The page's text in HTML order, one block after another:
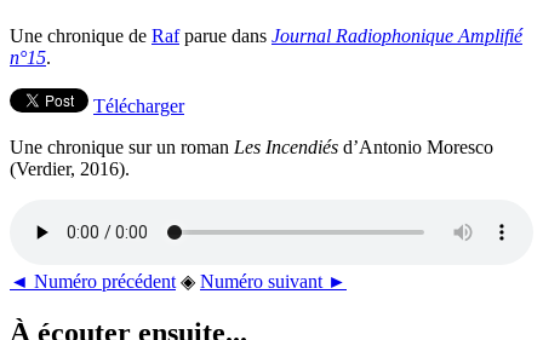
Une chronique de Rafparue dans Journal Radiophonique Amplifié
n°15.
Télécharger
Une chronique sur un roman Les Incendiés d’Antonio Moresco
(Verdier, 2016).
◄ Numéro précédent ◈ Numéro suivant ►
À écouter ensuite...